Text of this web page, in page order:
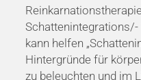
kann helfen
Hintergründe für
zu beleuchten und im